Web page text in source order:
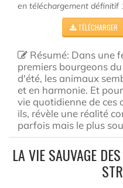
en téléchargement définitif
TÉLÉCHARGER
Résumé: Dans une
premiers bourgeons
d'été, les animaux
et en harmonie. Et
vie quotidienne de ces
ils, révèle une réalité
parfois mais le plus
LA VIE SAUVAGE